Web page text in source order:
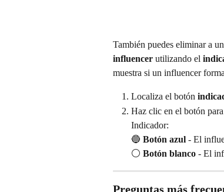
También puedes eliminar a
influencer utilizando el
muestra si un influencer
Localiza el botón
Haz clic en el botón
Indicador:
🔵 Botón azul - El
⚪ ​ Botón blanco - El
Preguntas más